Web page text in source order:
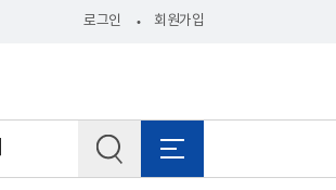
로그인 회원가입